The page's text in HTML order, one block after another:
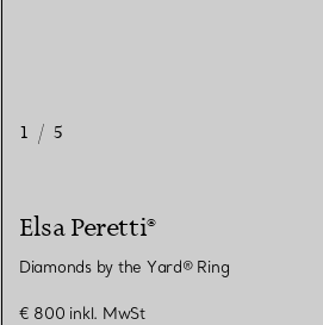
1 / 5
Elsa Peretti®
Diamonds by the Yard® Ring
€ 800 inkl. MwSt